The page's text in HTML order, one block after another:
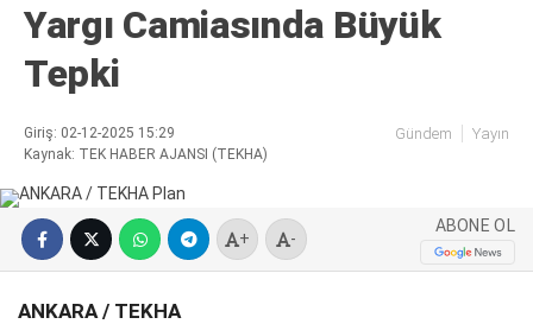
EKONOMI
POLITIKA
DÜNYA
SPOR
SERVISLER
Yargı Camiasında Büyük
Tepki
Giriş: 02-12-2025 15:29
Kaynak: TEK HABER AJANSI (TEKHA)
Gündem Yayın
+ -
ABONE OL
ANKARA / TEKHA